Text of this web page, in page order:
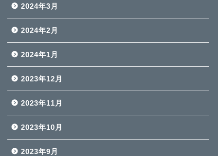
2024年3月
2024年2月
2024年1月
2023年12月
2023年11月
2023年10月
2023年9月